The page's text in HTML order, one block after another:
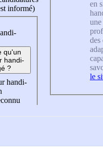
informé)
qu'un
handi-
?
handi-
en
des
le